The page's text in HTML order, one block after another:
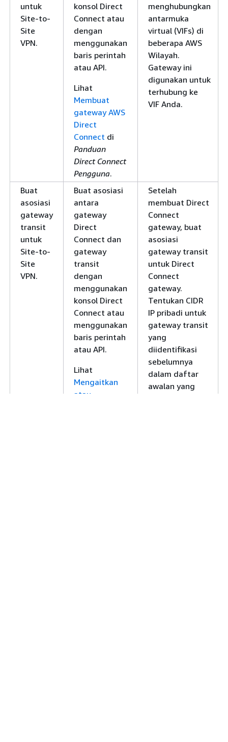
untuk
Site-to-
Site
VPN.
konsol Direct
Connect atau
dengan
menggunakan
baris perintah
atau API.
Lihat
Membuat
gateway AWS
Direct
Connect di
Panduan
Direct Connect
Pengguna.
menghubungkan
antarmuka
virtual (VIFs) di
beberapa AWS
Wilayah.
Gateway ini
digunakan untuk
terhubung ke
VIF Anda.
Buat
asosiasi
gateway
transit
untuk
Site-to-
Site
VPN.
Buat asosiasi
antara
gateway
Direct
Connect dan
gateway
transit
dengan
menggunakan
konsol Direct
Connect atau
menggunakan
baris perintah
atau API.
Lihat
Mengaitkan
atau
Setelah
membuat Direct
Connect
gateway, buat
asosiasi
gateway transit
untuk Direct
Connect
gateway.
Tentukan CIDR
IP pribadi untuk
gateway transit
yang
diidentifikasi
sebelumnya
dalam daftar
awalan yang